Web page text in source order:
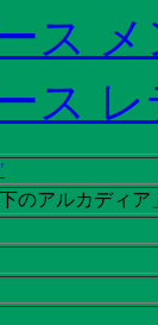
ス
ス